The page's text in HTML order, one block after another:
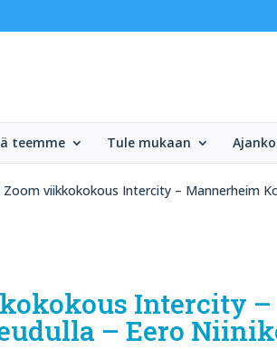
teemme Tule mukaan
Zoom viikkokokous Intercity – Mannerheim
Intercity –
– Eero